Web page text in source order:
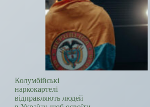
Колумбійські
наркокартелі
відправляють людей